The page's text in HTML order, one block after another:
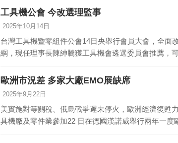
工具機公會 今改選理監事
2025年10月14日
台灣工具機暨零組件公會14日央舉行會員大會，全面
綱，現任理事長陳紳騰獲工具機會遴選委員會推薦，
歐洲市況差 多家大廠EMO展缺席
2025年9月22日
美實施對等關稅、俄烏戰爭遲未停火，歐洲經濟復甦
具機廠及零件業參加22 日在德國漢諾威舉行兩年一